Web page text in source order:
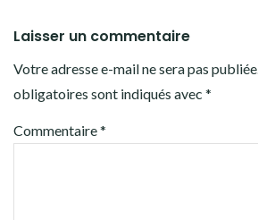
Laisser un commentaire
Votre adresse e-mail ne sera pas publiée.
obligatoires sont indiqués avec *
Commentaire*